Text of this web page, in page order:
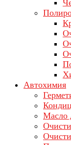
Автохимия
Масло